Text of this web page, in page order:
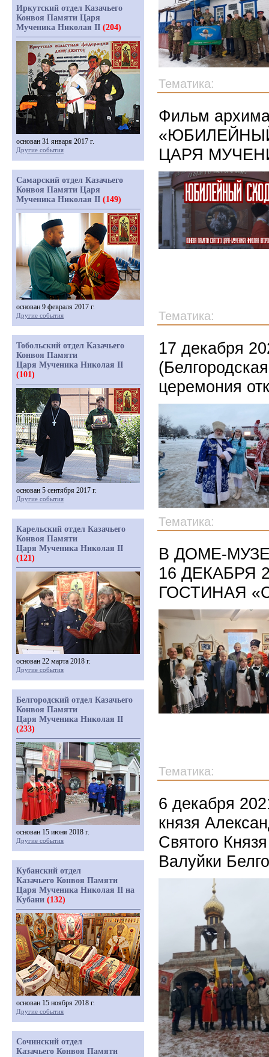
Тематика:
Фильм
ЦАРЯ
Тематика:
17 декабря
церемония
Тематика:
В ДОМЕ-
16 ДЕКАБРЯ
ГОСТИНАЯ
Тематика:
6 декабря
князя
Святого
Валуйки
Иркутский отдел Казачьего
Конвоя Памяти Царя
Мученика Николая II (204)
основан 31 января 2017 г.
Другие события
Самарский отдел Казачьего
Конвоя Памяти Царя
Мученика Николая II (149)
основан 9 февраля 2017 г.
Другие события
Тобольский отдел Казачьего
Конвоя Памяти
Царя Мученика Николая II
(101)
основан 5 сентября 2017 г.
Другие события
Карельский отдел Казачьего
Конвоя Памяти
Царя Мученика Николая II
(121)
основан 22 марта 2018 г.
Другие события
Белгородский отдел Казачьего
Конвоя Памяти
Царя Мученика Николая II
(233)
основан 15 июня 2018 г.
Другие события
Кубанский отдел
Казачьего Конвоя Памяти
Царя Мученика Николая II на
Кубани (132)
основан 15 ноября 2018 г.
Другие события
Сочинский отдел
Казачьего Конвоя Памяти